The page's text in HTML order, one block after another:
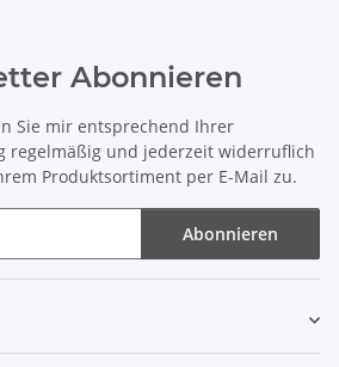
Abonnieren
Sie mir entsprechend Ihrer
regelmäßig und jederzeit widerruflich
Produktsortiment per E-Mail zu.
Abonnieren